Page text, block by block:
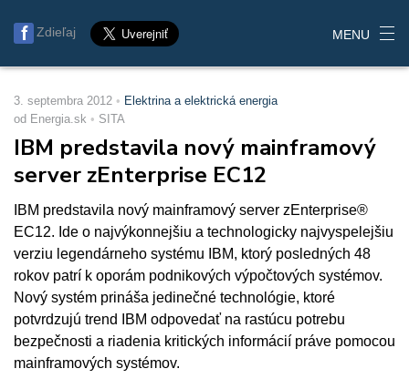
Zdieľaj MENU
3. septembra 2012
Elektrina a elektrická energia
od Energia.sk
SITA
IBM predstavila nový mainframový
server zEnterprise EC12
IBM predstavila nový mainframový server zEnterprise®
EC12. Ide o najvýkonnejšiu a technologicky najvyspelejšiu
verziu legendárneho systému IBM, ktorý posledných 48
rokov patrí k oporám podnikových výpočtových systémov.
Nový systém prináša jedinečné technológie, ktoré
potvrdzujú trend IBM odpovedať na rastúcu potrebu
bezpečnosti a riadenia kritických informácií práve pomocou
mainframových systémov.